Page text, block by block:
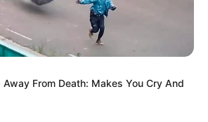
From Death: Makes You Cry And